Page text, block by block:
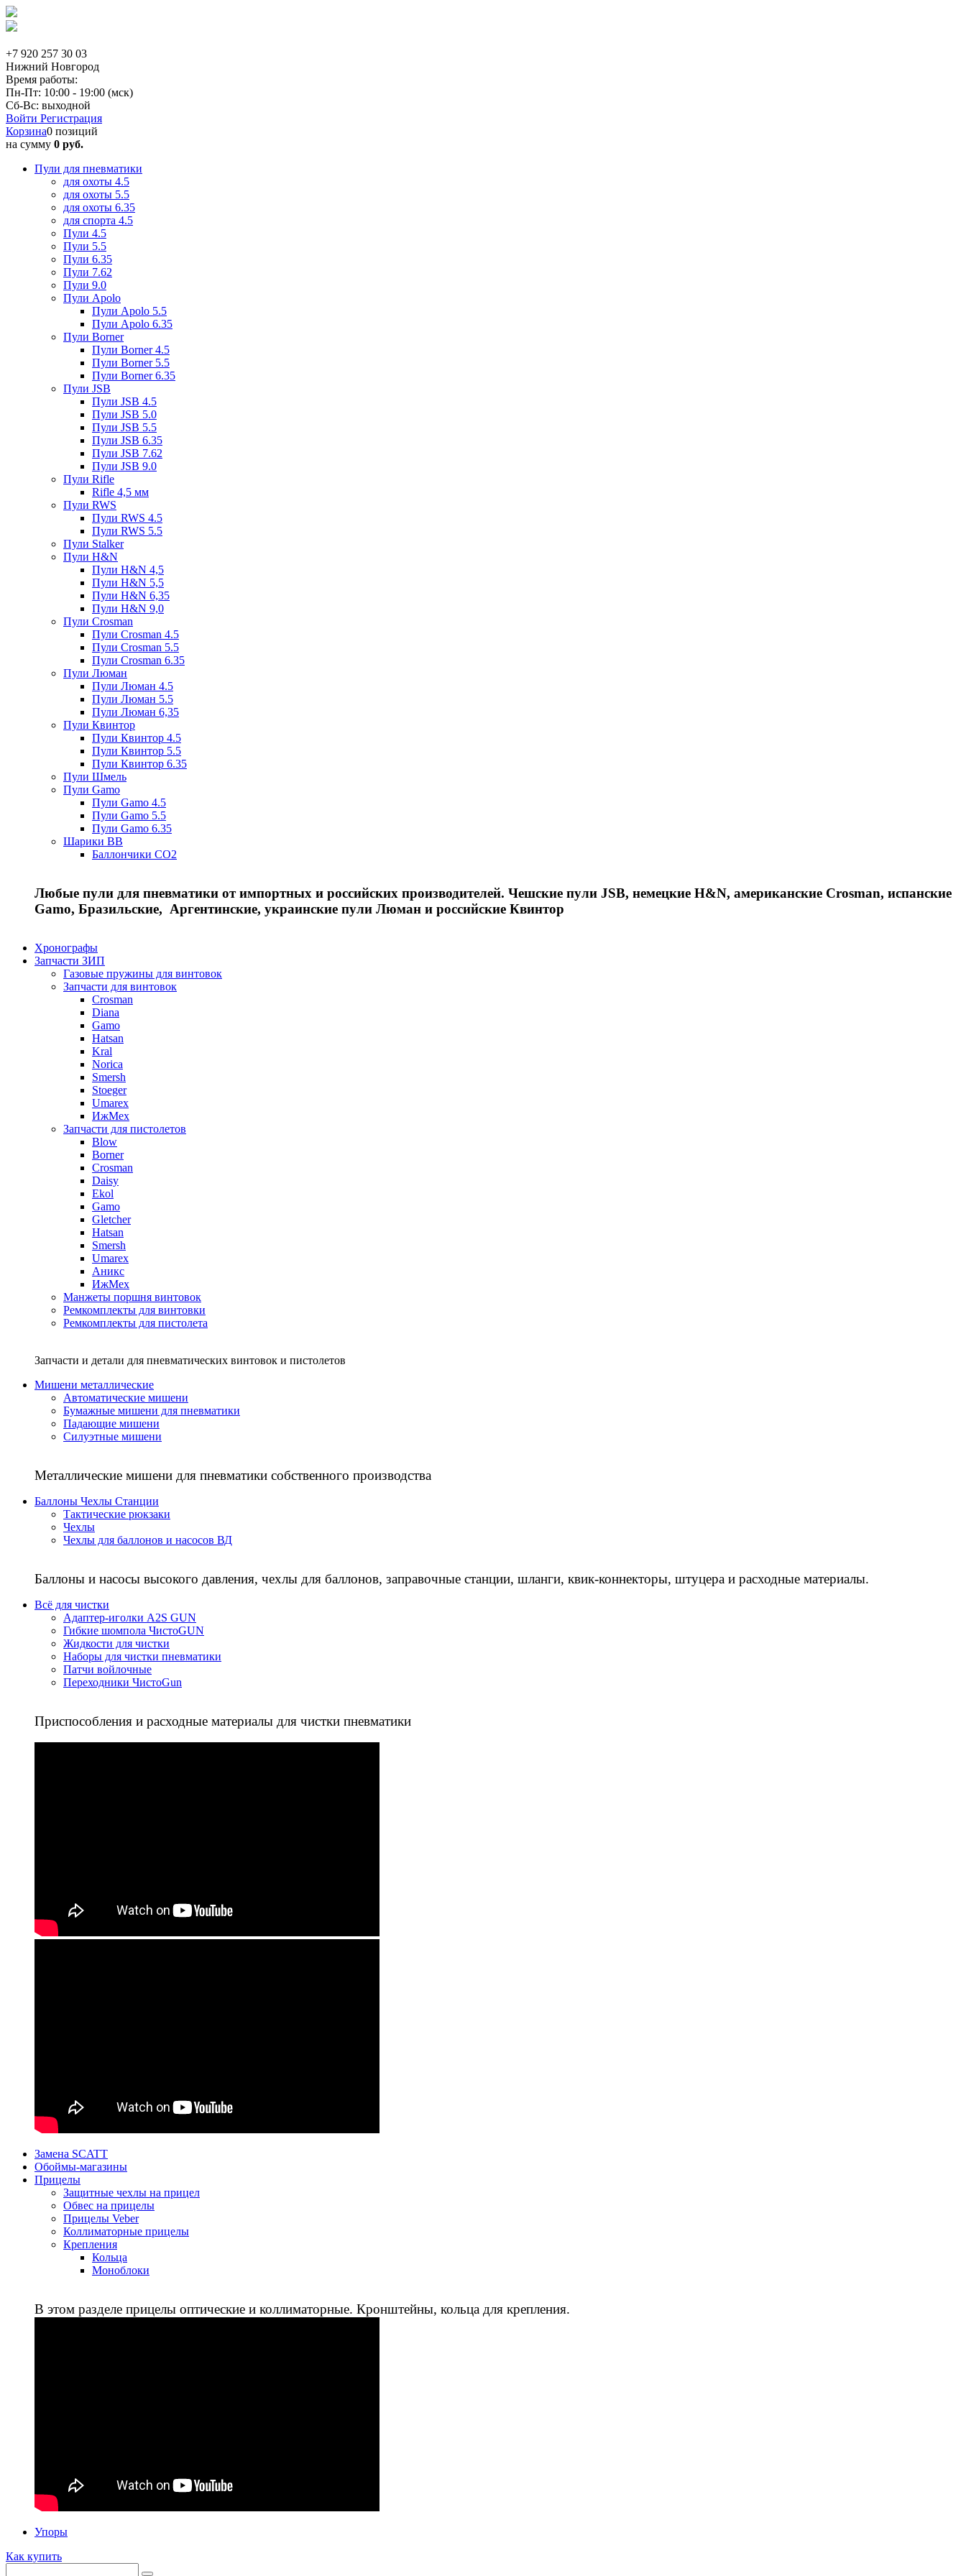
+7 920 257 30 03
Нижний Новгород
Время работы:
Пн-Пт: 10:00 - 19:00 (мск)
Сб-Вс: выходной
Войти Регистрация
Корзина0 позиций
на сумму 0 руб.
Пули для пневматики
для охоты 4.5
для охоты 5.5
для охоты 6.35
для спорта 4.5
Пули 4.5
Пули 5.5
Пули 6.35
Пули 7.62
Пули 9.0
Пули Apolo
Пули Apolo 5.5
Пули Apolo 6.35
Пули Borner
Пули Borner 4.5
Пули Borner 5.5
Пули Borner 6.35
Пули JSB
Пули JSB 4.5
Пули JSB 5.0
Пули JSB 5.5
Пули JSB 6.35
Пули JSB 7.62
Пули JSB 9.0
Пули Rifle
Rifle 4,5 мм
Пули RWS
Пули RWS 4.5
Пули RWS 5.5
Пули Stalker
Пули H&N
Пули H&N 4,5
Пули H&N 5,5
Пули H&N 6,35
Пули H&N 9,0
Пули Crosman
Пули Crosman 4.5
Пули Crosman 5.5
Пули Crosman 6.35
Пули Люман
Пули Люман 4.5
Пули Люман 5.5
Пули Люман 6,35
Пули Квинтор
Пули Квинтор 4.5
Пули Квинтор 5.5
Пули Квинтор 6.35
Пули Шмель
Пули Gamo
Пули Gamo 4.5
Пули Gamo 5.5
Пули Gamo 6.35
Шарики BB
Баллончики CO2
Любые пули для пневматики от импортных и российских производителей. Чешские пули JSB, немецкие H&N, американские Crosman, испанские
Gamo, Бразильские, Аргентинские, украинские пули Люман и российские Квинтор
Хронографы
Запчасти ЗИП
Газовые пружины для винтовок
Запчасти для винтовок
Crosman
Diana
Gamo
Hatsan
Kral
Norica
Smersh
Stoeger
Umarex
ИжМех
Запчасти для пистолетов
Blow
Borner
Crosman
Daisy
Ekol
Gamo
Gletcher
Hatsan
Smersh
Umarex
Аникс
ИжМех
Манжеты поршня винтовок
Ремкомплекты для винтовки
Ремкомплекты для пистолета
Запчасти и детали для пневматических винтовок и пистолетов
Мишени металлические
Автоматические мишени
Бумажные мишени для пневматики
Падающие мишени
Силуэтные мишени
Металлические мишени для пневматики собственного производства
Баллоны Чехлы Станции
Тактические рюкзаки
Чехлы
Чехлы для баллонов и насосов ВД
Баллоны и насосы высокого давления, чехлы для баллонов, заправочные станции, шланги, квик-коннекторы, штуцера и расходные материалы.
Всё для чистки
Адаптер-иголки A2S GUN
Гибкие шомпола ЧистоGUN
Жидкости для чистки
Наборы для чистки пневматики
Патчи войлочные
Переходники ЧистоGun
Приспособления и расходные материалы для чистки пневматики
Замена SCATT
Обоймы-магазины
Прицелы
Защитные чехлы на прицел
Обвес на прицелы
Прицелы Veber
Коллиматорные прицелы
Крепления
Кольца
Моноблоки
В этом разделе прицелы оптические и коллиматорные. Кронштейны, кольца для крепления.
Упоры
Как купить